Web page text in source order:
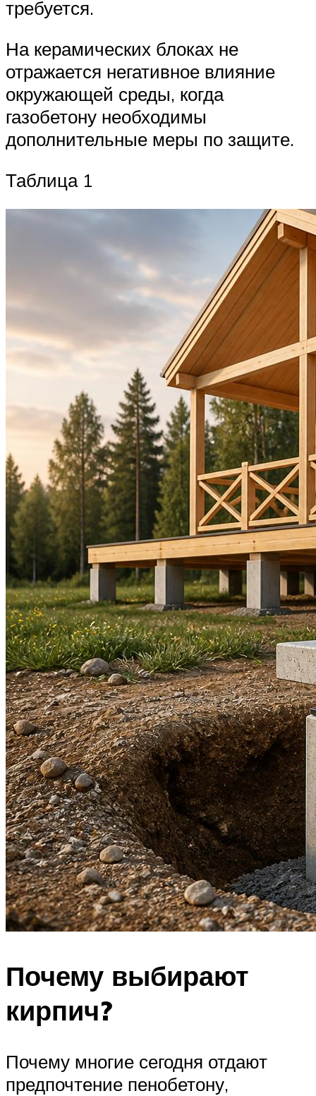
требуется.
На керамических блоках не
отражается негативное влияние
окружающей среды, когда
газобетону необходимы
дополнительные меры по защите.
Таблица 1
Почему выбирают
кирпич?
Почему многие сегодня отдают
предпочтение пенобетону,